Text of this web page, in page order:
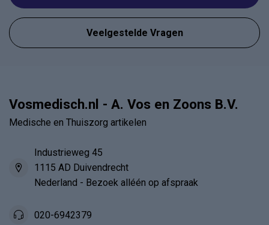
Veelgestelde Vragen
Vosmedisch.nl - A. Vos en Zoons B.V.
Medische en Thuiszorg artikelen
Industrieweg 45
1115 AD Duivendrecht
Nederland - Bezoek alléén op afspraak
020-6942379